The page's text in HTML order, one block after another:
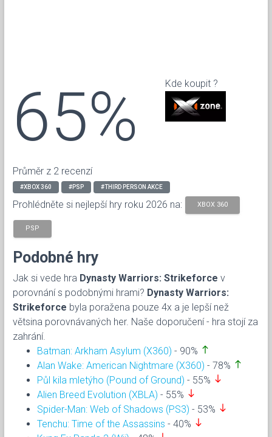
65%
Průměr z 2 recenzí
Kde koupit ?
#XBOX 360 #PSP #THIRD PERSON AKCE
Prohlédněte si nejlepší hry roku 2026 na: XBOX 360
PSP
Podobné hry
Jak si vede hra Dynasty Warriors: Strikeforce v
porovnání s podobnými hrami? Dynasty Warriors:
Strikeforce byla poražena pouze 4x a je lepší než
větsina porovnávaných her. Naše doporučení - hra stojí za
zahrání.
Batman: Arkham Asylum (X360) - 90% north
Alan Wake: American Nightmare (X360) - 78% north
Půl kila mletýho (Pound of Ground) - 55% south
Alien Breed Evolution (XBLA) - 55% south
Spider-Man: Web of Shadows (PS3) - 53% south
Tenchu: Time of the Assassins - 40% south